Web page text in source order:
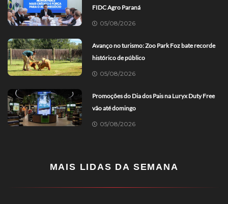
FIDC Agro Paraná
05/08/2026
Avanço no turismo: Zoo Park Foz bate recorde
histórico de público
05/08/2026
Promoções do Dia dos Pais na Luryx Duty Free
vão até domingo
05/08/2026
MAIS LIDAS DA SEMANA